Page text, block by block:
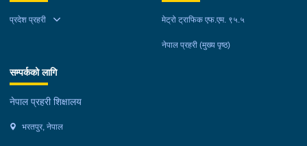
प्रदेश प्रहरी मेट्रो ट्राफिक एफ.एम. ९५.५
नेपाल प्रहरी (मुख्य पृष्ठ)
सम्पर्कको लागि
नेपाल प्रहरी शिक्षालय
भरतपुर, नेपाल